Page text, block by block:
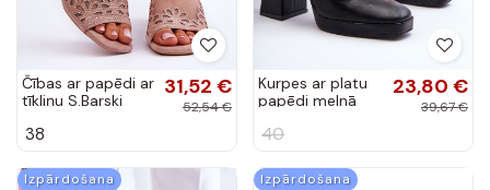
Čības ar papēdi ar
tīkliņu S.Barski
31,52 €
52,54 €
38
Kurpes ar platu
papēdi melnā
23,80 €
39,67 €
40
Izpārdošana
Izpārdošana